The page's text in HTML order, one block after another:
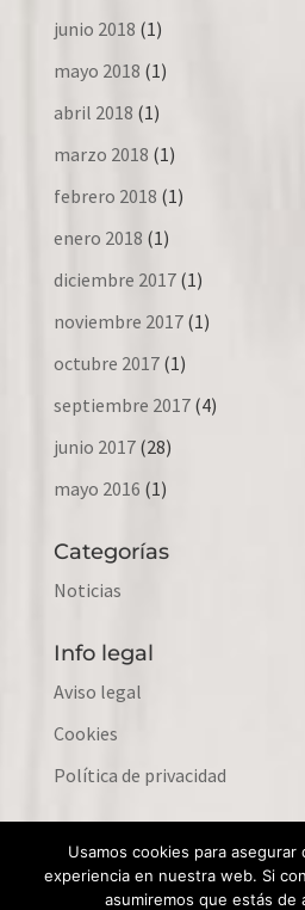
junio 2018 (1)
mayo 2018 (1)
abril 2018 (1)
marzo 2018 (1)
febrero 2018 (1)
enero 2018 (1)
diciembre 2017(1)
noviembre 2017(1)
octubre 2017(1)
septiembre 2017(4)
junio 2017(28)
mayo 2016 (1)
Categorías
Noticias
Info legal
Aviso legal
Cookies
Política de privacidad
Usamos cookies para asegurar
experiencia en nuestra web. Si
asumiremos que estás de